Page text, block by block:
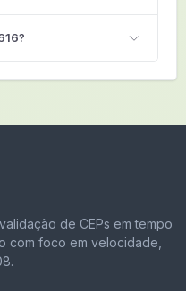
de CEPs em tempo
com foco em velocidade,